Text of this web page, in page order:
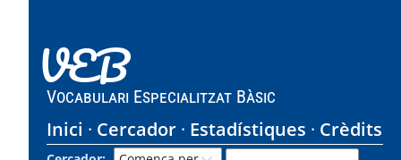
VEB
Vocabulari Especialitzat Bàsic
Inici Cercador Estadístiques Crèdits